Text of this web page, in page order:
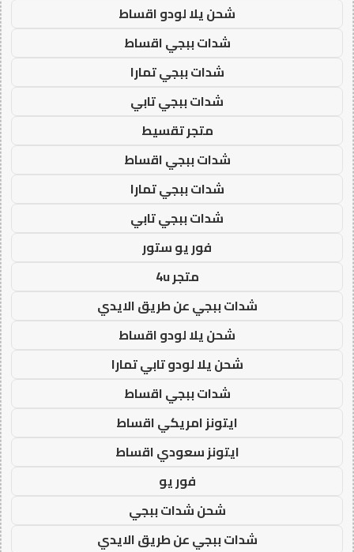
شحن يلا لودو اقساط
شدات ببجي اقساط
شدات ببجي تمارا
شدات ببجي تابي
متجر تقسيط
شدات ببجي اقساط
شدات ببجي تمارا
شدات ببجي تابي
فور يو ستور
متجر 4u
شدات ببجي عن طريق الايدي
شحن يلا لودو اقساط
شحن يلا لودو تابي تمارا
شدات ببجي اقساط
ايتونز امريكي اقساط
ايتونز سعودي اقساط
فور يو
شحن شدات ببجي
شدات ببجي عن طريق الايدي